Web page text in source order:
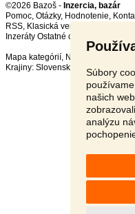
Súbory
našich
analýzu
©2026 Bazoš - Inzercia, bazár
Pomoc, Otázky, Hodnotenie,
RSS,
Inzeráty Ostatné celkom:
Mapa kategórií,
Krajiny: Slovensko Česká